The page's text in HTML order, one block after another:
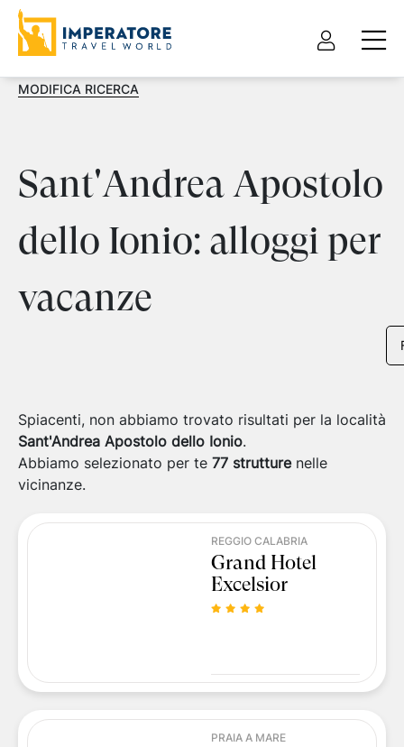
MODIFICA RICERCA
Sant'Andrea Apostolo
dello Ionio: alloggi per
vacanze
Spiacenti, non abbiamo trovato risultati per la località
Sant'Andrea Apostolo dello Ionio.
Abbiamo selezionato per te 77 strutture nelle
vicinanze.
REGGIO CALABRIA
Grand Hotel
Excelsior
PRAIA A MARE